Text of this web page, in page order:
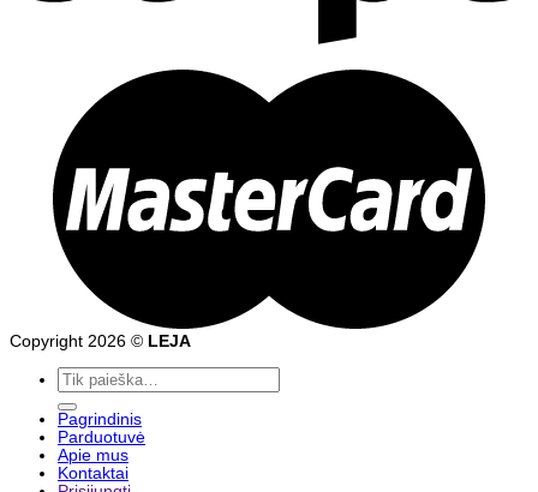
Copyright 2026 © LEJA
Ieškoti:
Pagrindinis
Parduotuvė
Apie mus
Kontaktai